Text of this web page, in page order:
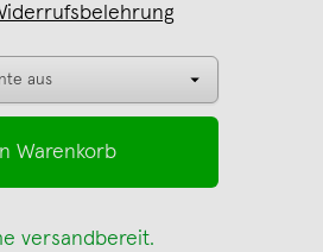
Warenkorb
versandbereit.